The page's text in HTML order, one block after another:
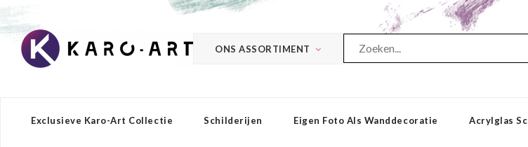
ONS ASSORTIMENT
Exclusieve Karo-Art Collectie Schilderijen Eigen Foto Als Wanddecoratie Acrylglas